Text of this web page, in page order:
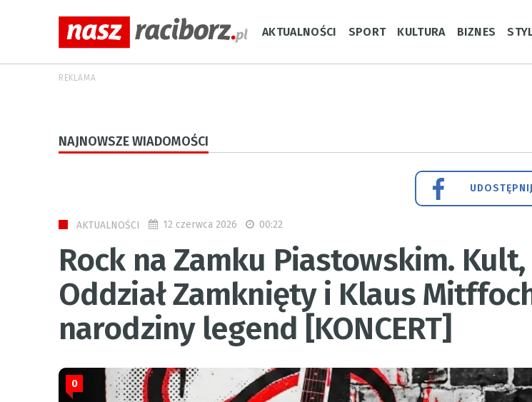
AKTUALNOŚCI SPORT KULTURA BIZNES
REKLAMA
NAJNOWSZE WIADOMOŚCI
UDOSTĘPNIJ
AKTUALNOŚCI 12 czerwca 2026 00:22
Rock na Zamku Piastowskim.
Oddział Zamknięty i Klaus
narodziny legend [KONCERT]
0